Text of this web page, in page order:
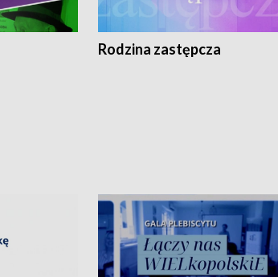
Rodzina zastępcza